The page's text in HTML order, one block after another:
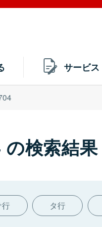
サービス
検索結果
行 タ行